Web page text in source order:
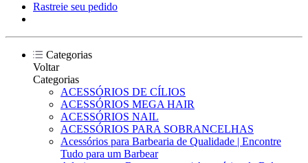
Rastreie seu pedido
Categorias
Voltar
Categorias
ACESSÓRIOS DE CÍLIOS
ACESSÓRIOS MEGA HAIR
ACESSÓRIOS NAIL
ACESSÓRIOS PARA SOBRANCELHAS
Acessórios para Barbearia de Qualidade | Encontre
Tudo para um Barbear